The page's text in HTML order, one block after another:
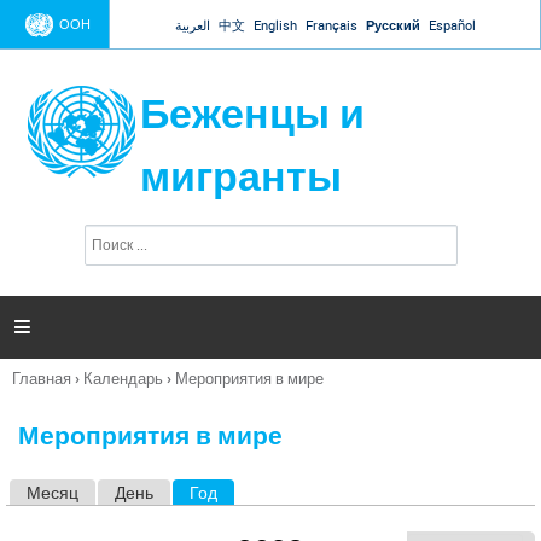
Jump to navigation
ООН العربية 中文 English Français Русский Español
Беженцы и
мигранты
п
и

Вы
Главная › Календарь › Мероприятия в мире
Мероприятия в мире
Месяц День Год